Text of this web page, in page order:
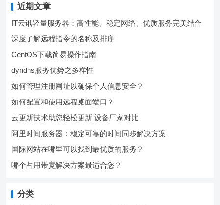
近期文章
IT云讯轻量服务器：高性能、稳定网络、优质服务完美结合
深度了解远程指令的名称及排序
CentOS下载简易操作指南
dyndns服务优势之多样性
如何管理注册网址以确保个人信息安全？
如何配置和使用远程桌面端口？
云更新技术助您轻松更新 设备厂家对比
阿里时间服务器：稳定可靠的时间同步解决方案
国际网站在哪里可以找到最优质的服务？
哪个占用带宽解决方案最适合您？
分类